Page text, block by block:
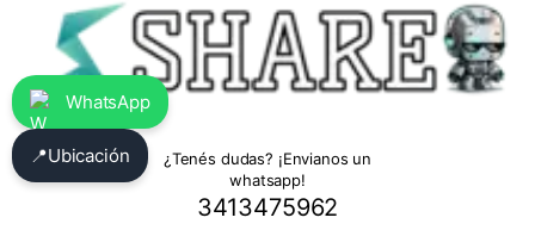
¿Tenés dudas? ¡Envianos un
whatsapp!
3413475962
WhatsApp
📍Ubicación